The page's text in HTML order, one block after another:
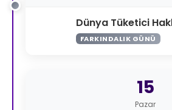
Dünya Tüketici
FARKINDALIK GÜNÜ
15
Pazar